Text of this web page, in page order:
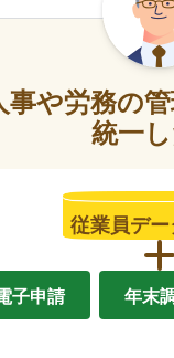
事や労務の
統一
従業員デ
子申請 年末